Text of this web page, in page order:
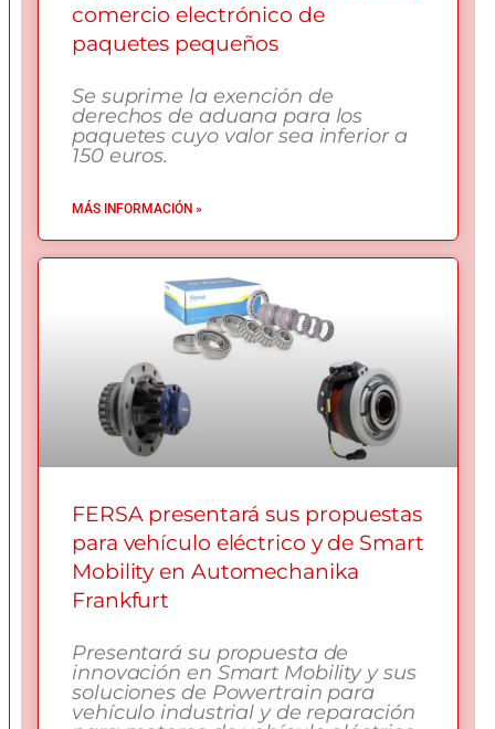
comercio electrónico de
paquetes pequeños
Se suprime la exención de
derechos de aduana para los
paquetes cuyo valor sea inferior a
150 euros.
MÁS INFORMACIÓN »
FERSA presentará sus propuestas
para vehículo eléctrico y de Smart
Mobility en Automechanika
Frankfurt
Presentará su propuesta de
innovación en Smart Mobility y sus
soluciones de Powertrain para
vehículo industrial y de reparación